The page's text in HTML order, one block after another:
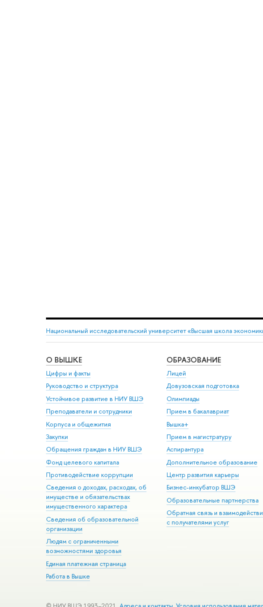
Национальный исследовательский университет «Высшая школа
О ВЫШКЕ
Цифры и факты
Руководство и структура
Устойчивое развитие в НИУ ВШЭ
Преподаватели и сотрудники
Корпуса и общежития
Закупки
Обращения граждан в НИУ ВШЭ
Фонд целевого капитала
Противодействие коррупции
Сведения о доходах, расходах, об
имуществе и обязательствах
имущественного характера
Сведения об образовательной
организации
Людям с ограниченными
возможностями здоровья
Единая платежная страница
Работа в Вышке
ОБРАЗОВАНИЕ
Лицей
Довузовская подготовка
Олимпиады
Прием в бакалавриат
Вышка+
Прием в магистратуру
Аспирантура
Дополнительное образование
Центр развития карьеры
Бизнес-инкубатор ВШЭ
Образовательные партнерства
Обратная связь и
с получателями услуг